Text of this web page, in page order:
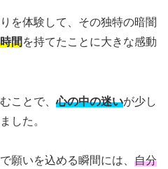
を体験して、その独特の暗闇
間を持てたことに大きな感動
ことで、心の中の迷いが少し
した。
願いを込める瞬間には、 自分